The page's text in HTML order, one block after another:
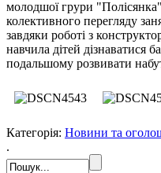
молодшої грури
колективного перегляду
завдяки роботі з
навчила дітей дізнаватися
подальшому розвивати
Категорія: Новини та
.